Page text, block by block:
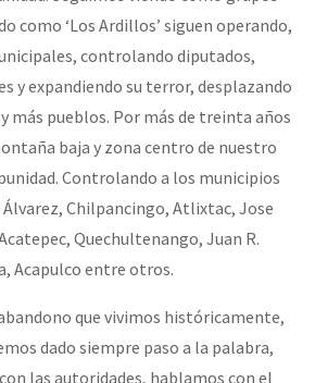
como ‘Los Ardillos’ siguen operando,
controlando diputados,
y expandiendo su terror, desplazando
más pueblos. Por más de treinta años
baja y zona centro de nuestro
Controlando a los municipios
Chilpancingo, Atlixtac, Jose
Quechultenango, Juan R.
Acapulco entre otros.
que vivimos históricamente,
dado siempre paso a la palabra,
las autoridades, hablamos con el